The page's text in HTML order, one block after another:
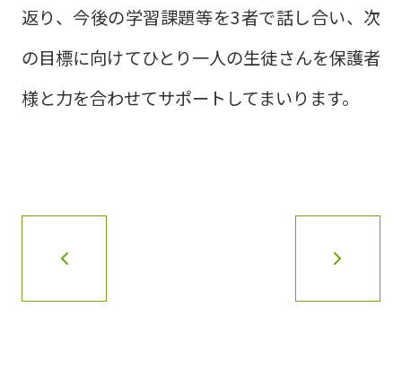
返り、今後の学習課題等を3者で話し合い、次
の目標に向けてひとり一人の生徒さんを保護者
様と力を合わせてサポートしてまいります。